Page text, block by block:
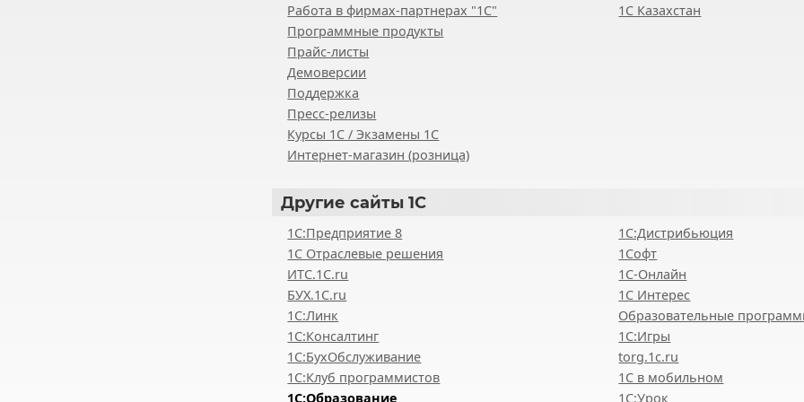
Работа в фирмах-партнерах "1С"
Программные продукты
Прайс-листы
Демоверсии
Поддержка
Пресс-релизы
Курсы 1С / Экзамены 1С
Интернет-магазин (розница)
1С Казахстан
Другие сайты 1С
1С:Предприятие 8
1С Отраслевые решения
ИТС.1C.ru
БУХ.1С.ru
1С:Линк
1С:Консалтинг
1С:БухОбслуживание
1С:Клуб программистов
1С:Образование
1С:Дистрибьюция
1Софт
1С-Онлайн
1С Интерес
Образовательные
1С:Игры
torg.1c.ru
1С в мобильном
1С:Урок